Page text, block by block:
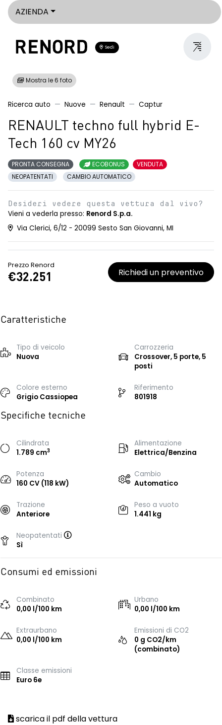
AZIENDA
Sedi
Mostra le 6 foto
Ricerca auto Nuove Renault Captur
RENAULT techno full hybrid E-
Tech 160 cv MY26
PRONTA CONSEGNA ECOBONUS
VENDUTA
NEOPATENTATI
CAMBIO AUTOMATICO
Desideri vedere questa vettura dal vivo?
Vieni a vederla presso: Renord S.p.a.
Via Clerici, 6/12 - 20099 Sesto San Giovanni, MI
Prezzo Renord
€32.251 Richiedi un preventivo
Caratteristiche
Tipo di veicolo
Nuova
Carrozzeria
Crossover, 5 porte, 5
posti
Colore esterno
Grigio Cassiopea
Riferimento
801918
Specifiche tecniche
Cilindrata
1.789 cm3
Alimentazione
Elettrica/Benzina
Potenza
160 CV (118 kW)
Cambio
Automatico
Trazione
Anteriore
Peso a vuoto
1.441 kg
Neopatentati
Sì
Consumi ed emissioni
Combinato
0,00 l/100 km
Urbano
0,00 l/100 km
Extraurbano
0,00 l/100 km
Emissioni di CO2
0 g CO2/km
(combinato)
Classe emissioni
Euro 6e
scarica il pdf della vettura